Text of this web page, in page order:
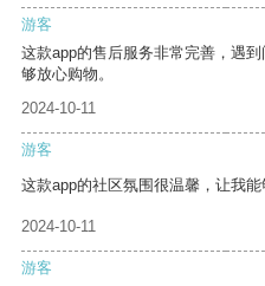
游客
这款app的售后服务非常完善，遇
够放心购物。
2024-10-11
游客
这款app的社区氛围很温馨，让我能
2024-10-11
游客